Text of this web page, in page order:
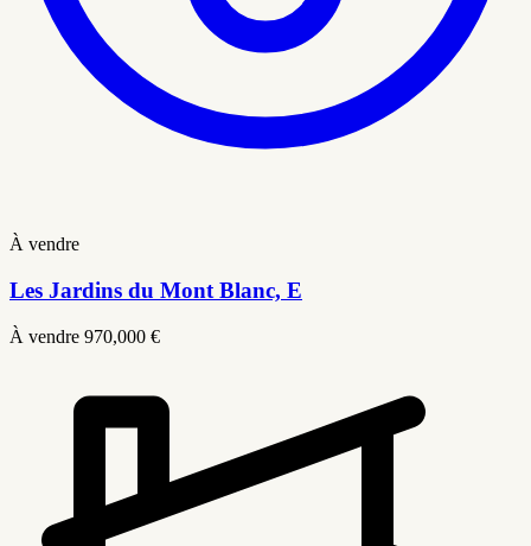
À vendre
Les Jardins du Mont Blanc, E
À vendre 970,000 €